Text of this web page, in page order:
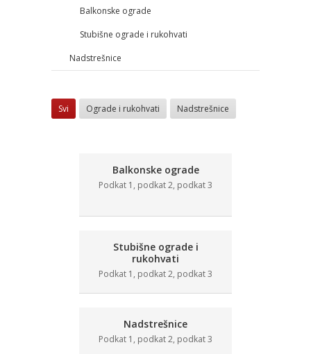
Balkonske ograde
Stubišne ograde i rukohvati
Nadstrešnice
Svi Ograde i rukohvati Nadstrešnice
Balkonske ograde
Podkat 1, podkat 2, podkat 3
Stubišne ograde i
rukohvati
Podkat 1, podkat 2, podkat 3
Nadstrešnice
Podkat 1, podkat 2, podkat 3